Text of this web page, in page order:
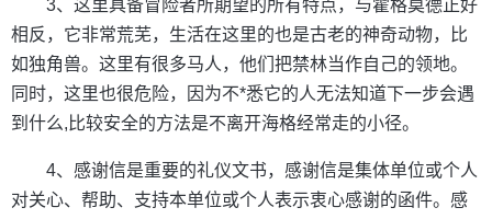
3、这里具备冒险者所期望的所有特点，与霍格莫德正好
相反，它非常荒芜，生活在这里的也是古老的神奇动物，比
如独角兽。这里有很多马人，他们把禁林当作自己的领地。
同时，这里也很危险，因为不*悉它的人无法知道下一步会遇
到什么,比较安全的方法是不离开海格经常走的小径。
4、感谢信是重要的礼仪文书，感谢信是集体单位或个人
对关心、帮助、支持本单位或个人表示衷心感谢的函件。感